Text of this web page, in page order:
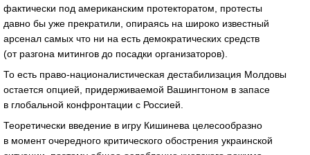
фактически под американским протекторатом, протесты
давно бы уже прекратили, опираясь на широко известный
арсенал самых что ни на есть демократических средств
(от разгона митингов до посадки организаторов).
То есть право-националистическая дестабилизация Молдовы
остается опцией, придерживаемой Вашингтоном в запасе
в глобальной конфронтации с Россией.
Теоретически введение в игру Кишинева целесообразно
в момент очередного критического обострения украинской